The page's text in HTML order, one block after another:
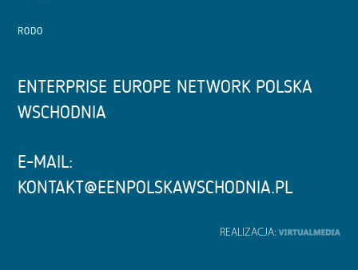
RODO
ENTERPRISE EUROPE NETWORK POLSKA
WSCHODNIA
E-MAIL:
KONTAKT@EENPOLSKAWSCHODNIA.PL
REALIZACJA: